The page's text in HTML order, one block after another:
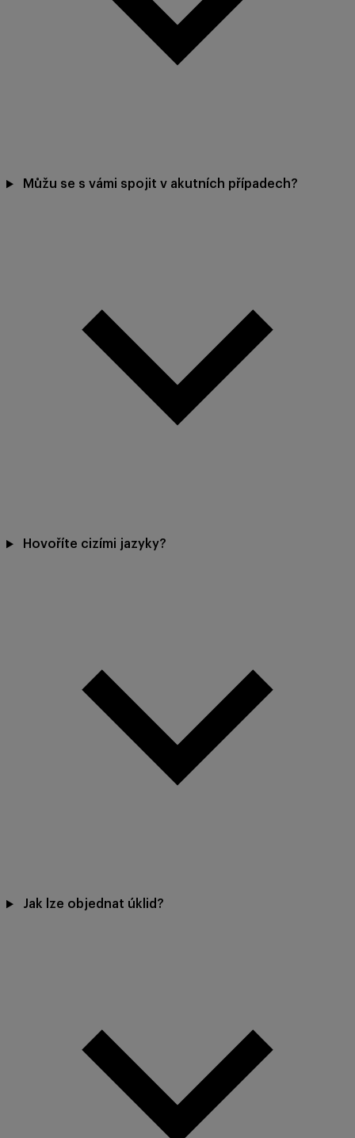
Můžu se s vámi spojit v akutních případech?
Hovoříte cizími jazyky?
Jak lze objednat úklid?